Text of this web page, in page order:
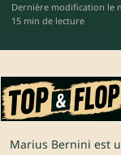
Dernière modification le
15 min de lecture
Marius Bernini est